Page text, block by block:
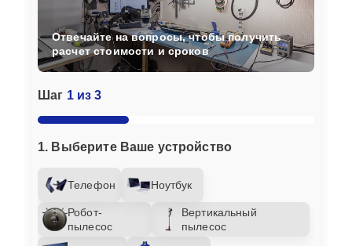
Шаг 1 из 3
1. Выберите Ваше устройство
Телефон Ноутбук
Робот-
пылесос
Вертикальный
пылесос
Отвечайте на вопросы, чтобы получить
расчет стоимости и сроков